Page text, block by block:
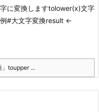
に変換しますtolower(x)文字
#大文字変換result <-
toupper ...